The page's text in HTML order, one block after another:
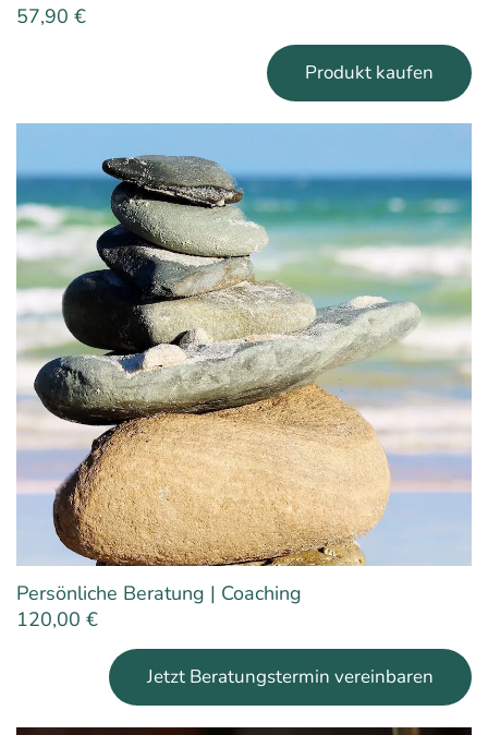
57,90 €
Produkt kaufen
Persönliche Beratung | Coaching
120,00 €
Jetzt Beratungstermin vereinbaren